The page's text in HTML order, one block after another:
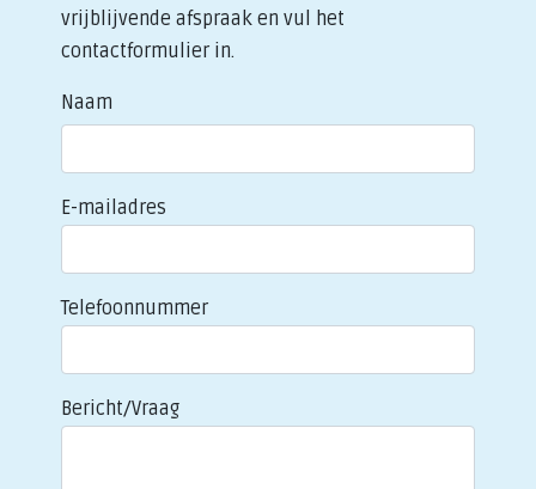
vrijblijvende afspraak en vul het
contactformulier in.
Naam
E-mailadres
Telefoonnummer
Bericht/Vraag